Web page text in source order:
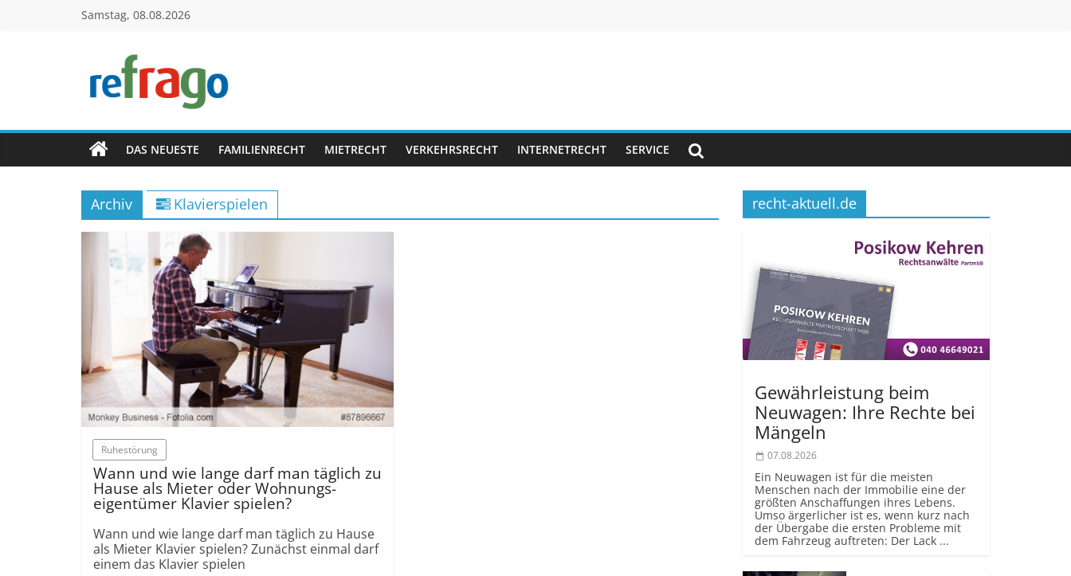
Samstag, 08.08.2026
refrago
Rechtsfragen
online
verständlich
erklärt
kostenlos
DAS NEUESTE FAMILIENRECHT MIETRECHT VERKEHRSRECHT INTERNETRECHT SERVICE
Archiv Klavierspielen
Ruhe­störung
Wann und wie lange darf man täglich zu
Hause als Mieter oder Wohnungs­
eigentümer Klavier spielen?
Wann und wie lange darf man täglich zu Hause
als Mieter Klavier spielen? Zunächst einmal darf
einem das Klavier spielen
recht-aktuell.de
Gewährleistung beim
Neuwagen: Ihre Rechte bei
Mängeln
07.08.2026
Ein Neuwagen ist für die meisten
Menschen nach der Immobilie eine der
größten Anschaffungen ihres Lebens.
Umso ärgerlicher ist es, wenn kurz nach
der Übergabe die ersten Probleme mit
dem Fahrzeug auftreten: Der Lack ...